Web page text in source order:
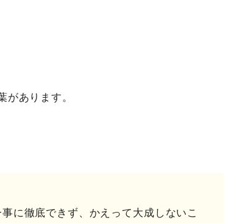
があります。
に徹底できず、かえって大成しないこ